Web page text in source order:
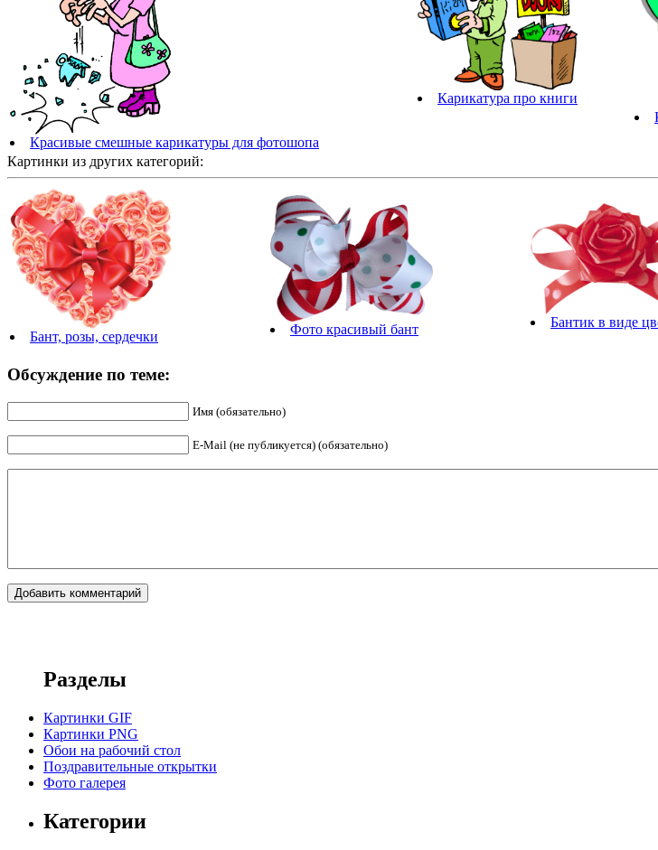
Красивые смешные карикатуры для фотошопа
Карикатура про книги
Картинки из других категорий:
Бант, розы, сердечки Фото красивый бант Бантик в виде
Обсуждение по теме:
Имя (обязательно)
E-Mail (не публикуется) (обязательно)
Разделы
Картинки GIF
Картинки PNG
Обои на рабочий стол
Поздравительные открытки
Фото галерея
Категории